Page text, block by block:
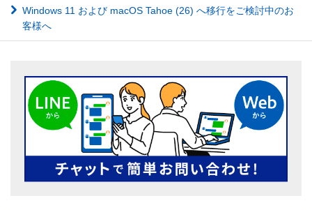
Windows 11 および macOS Tahoe (26) へ移行をご検討中のお
客様へ